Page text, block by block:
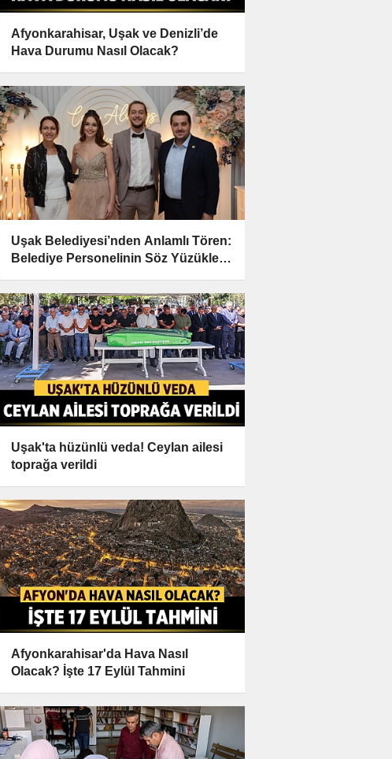
Afyonkarahisar, Uşak ve Denizli’de
Hava Durumu Nasıl Olacak?
Uşak Belediyesi’nden Anlamlı Tören:
Belediye Personelinin Söz Yüzükleri
Uşak'ta hüzünlü veda! Ceylan ailesi
toprağa verildi
Afyonkarahisar'da Hava Nasıl
Olacak? İşte 17 Eylül Tahmini